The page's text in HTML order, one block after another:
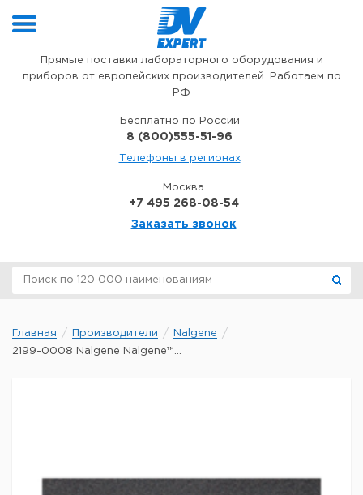
Прямые поставки лабораторного оборудования и
приборов от европейских производителей. Работаем по
РФ
Бесплатно по России
8 (800)555-51-96
Телефоны в регионах
Москва
+7 495 268-08-54
Заказать звонок
Главная Производители
Nalgene
2199-0008 Nalgene Nalgene™...